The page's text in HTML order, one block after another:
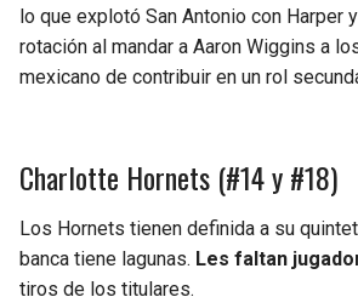
lo que explotó San Antonio con Harper
rotación al mandar a Aaron Wiggins a
mexicano de contribuir en un rol
Charlotte Hornets (#14 y #18)
Los Hornets tienen definida a su
banca tiene lagunas. Les faltan
tiros de los titulares.